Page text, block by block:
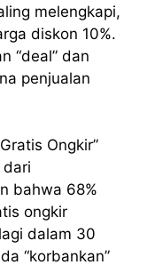
melengkapi,
diskon 10%.
“deal” dan
penjualan
Ongkir”
bahwa 68%
ongkir
dalam 30
“korbankan”